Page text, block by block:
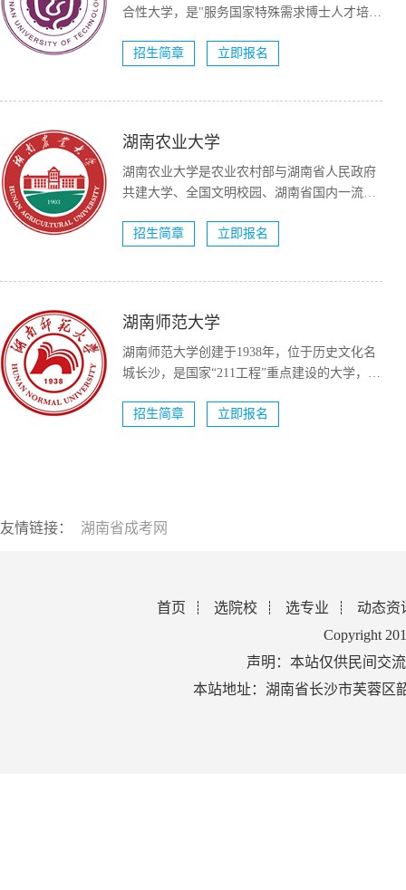
合性大学，是"服务国家特殊需求博士人才培养
招生简章
立即报名
湖南农业大学
湖南农业大学是农业农村部与湖南省人民政府
共建大学、全国文明校园、湖南省国内一流大
招生简章
立即报名
湖南师范大学
湖南师范大学创建于1938年，位于历史文化名
城长沙，是国家“211工程”重点建设的大学，国
招生简章
立即报名
友情链接： 湖南省成考网
首页 选院校 选专业
动态资
Copyright
声明：本站仅供民间交
本站地址：湖南省长沙市芙蓉区